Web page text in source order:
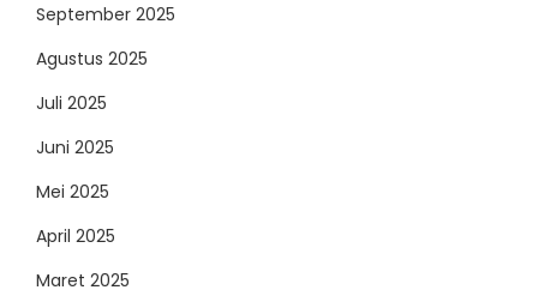
September 2025
Agustus 2025
Juli 2025
Juni 2025
Mei 2025
April 2025
Maret 2025